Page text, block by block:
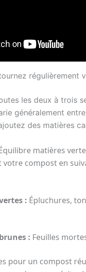
les deux à trois
généralement
ajoutez des matières
matières
votre compost en
: Épluchures,
: Feuilles
pour un compost